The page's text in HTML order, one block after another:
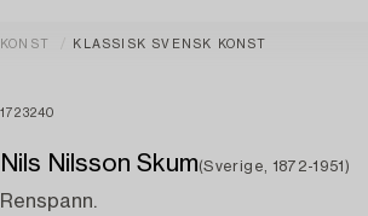
KONST KLASSISK SVENSK KONST
1723240
Nils Nilsson Skum(Sverige, 1872-1951)
Renspann.